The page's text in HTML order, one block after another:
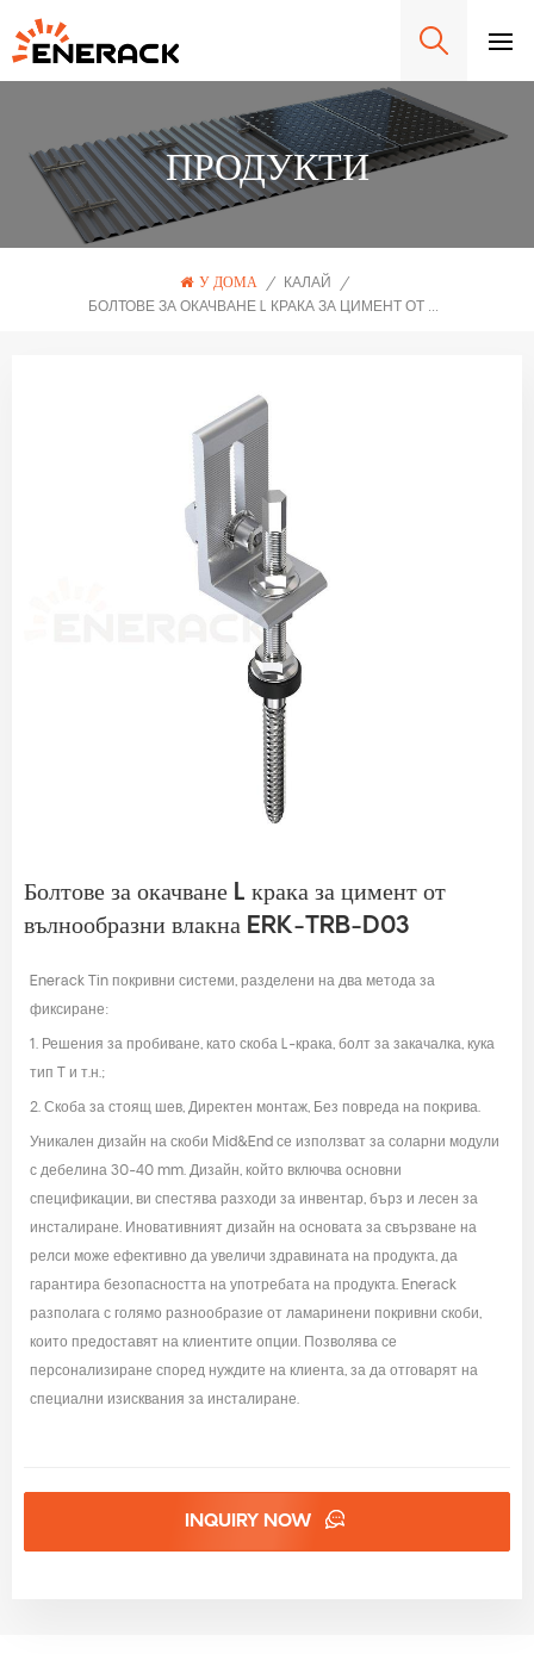
ПРОДУКТИ
У ДОМА / КАЛАЙ
/
БОЛТОВЕ ЗА ОКАЧВАНЕ L КРАКА ЗА ЦИМЕНТ ОТ ВЪЛНООБРАЗНИ ВЛАКНА ERK-TRB-D03
Болтове за окачване L крака за цимент от
вълнообразни влакна ERK-TRB-D03
Enerack Tin покривни системи, разделени на два метода за
фиксиране:
1. Решения за пробиване, като скоба L-крака, болт за закачалка, кука
тип T и т.н.;
2. Скоба за стоящ шев, Директен монтаж, Без повреда на покрива.
Уникален дизайн на скоби Mid&End се използват за соларни модули
с дебелина 30-40 mm. Дизайн, който включва основни
спецификации, ви спестява разходи за инвентар, бърз и лесен за
инсталиране. Иновативният дизайн на основата за свързване на
релси може ефективно да увеличи здравината на продукта, да
гарантира безопасността на употребата на продукта. Enerack
разполага с голямо разнообразие от ламаринени покривни скоби,
които предоставят на клиентите опции. Позволява се
персонализиране според нуждите на клиента, за да отговарят на
специални изисквания за инсталиране.
INQUIRY NOW